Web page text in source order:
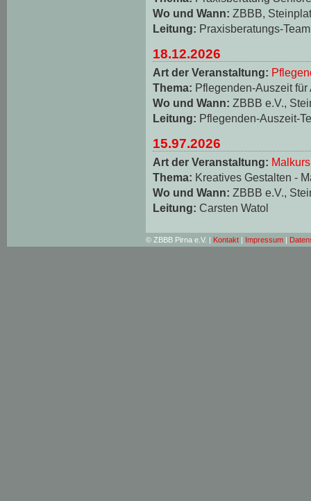
Wo und Wann: ZBBB,
Leitung: Praxisberatungs-Team
18.12.2026
Art der Veranstaltung:
Thema: Pflegenden-Auszeit
Wo und Wann: ZBBB e.V.,
Leitung: Pflegenden-Auszeit-
15.97.2026
Art der Veranstaltung: Malkurs
Thema: Kreatives Gestalten -
Wo und Wann: ZBBB e.V.,
Leitung: Carsten Watol
© ZBBB Pirna e.V. | Kontakt | Impressum |